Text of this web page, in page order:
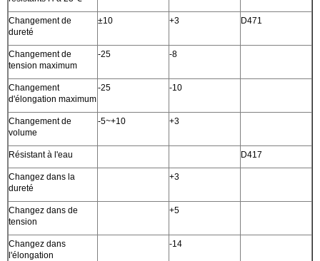
Changement de
dureté
±10 +3 D471
Changement de
tension maximum
-25 -8
Changement
d'élongation maximum
-25 -10
Changement de
volume
-5~+10 +3
Résistant à l'eau D417
Changez dans la
dureté
+3
Changez dans de
tension
+5
Changez dans
l'élongation
-14